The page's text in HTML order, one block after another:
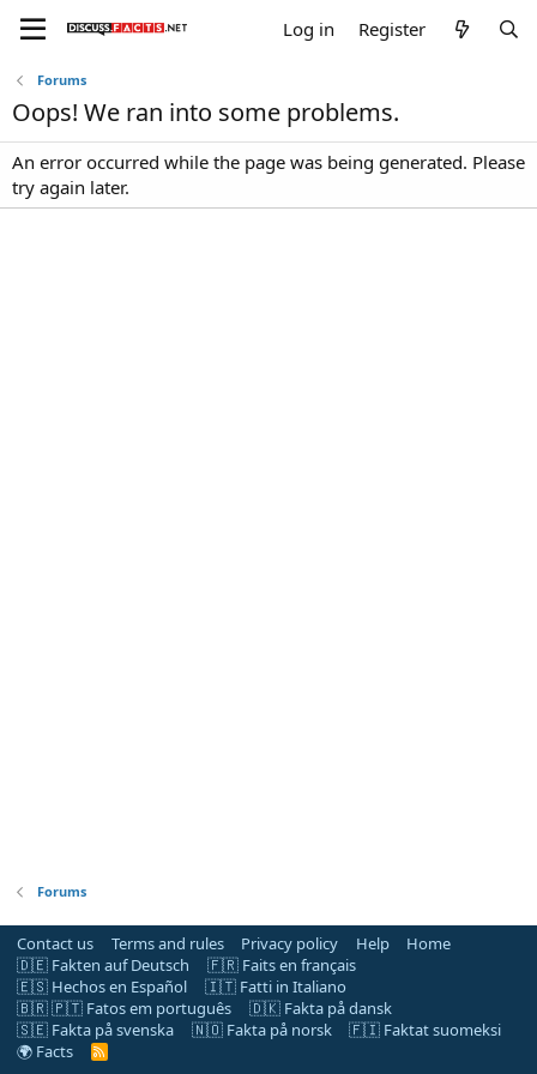
Log in Register
Forums
Oops! We ran into some problems.
An error occurred while the page was being generated. Please
try again later.
Forums
Contact us Terms and rules Privacy policy Help
Home
🇩🇪 Fakten auf Deutsch
🇫🇷 Faits en français
🇪🇸 Hechos en Español
🇮🇹 Fatti in Italiano
🇧🇷 🇵🇹 Fatos em português
🇩🇰 Fakta på dansk
🇸🇪 Fakta på svenska
🇳🇴 Fakta på norsk
🇫🇮 Faktat suomeksi
🌍 Facts
R